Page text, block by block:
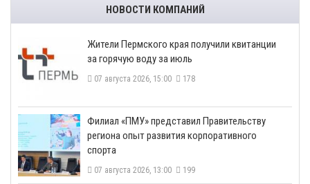
НОВОСТИ КОМПАНИЙ
​Жители Пермского края получили квитанции
за горячую воду за июль
07 августа 2026, 15:00 178
​Филиал «ПМУ» представил Правительству
региона опыт развития корпоративного
спорта
07 августа 2026, 13:00 199